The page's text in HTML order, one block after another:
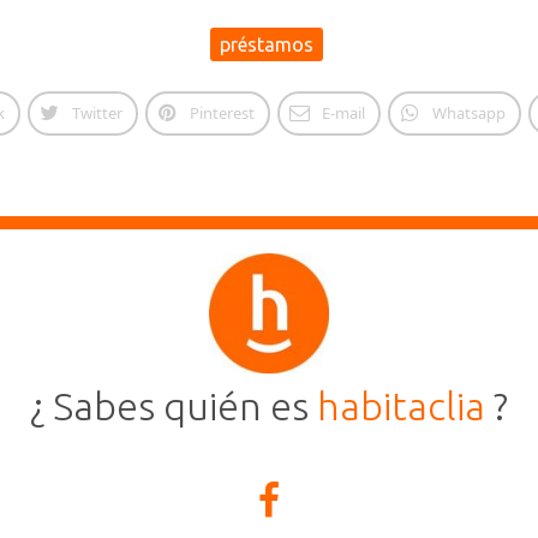
préstamos
Twitter Pinterest E-mail Whatsapp
¿ Sabes quién es habitaclia ?